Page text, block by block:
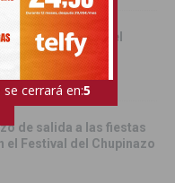
Baja acercan el
de salida a las fiestas
el Festival del Chupinazo
cerrará en:4